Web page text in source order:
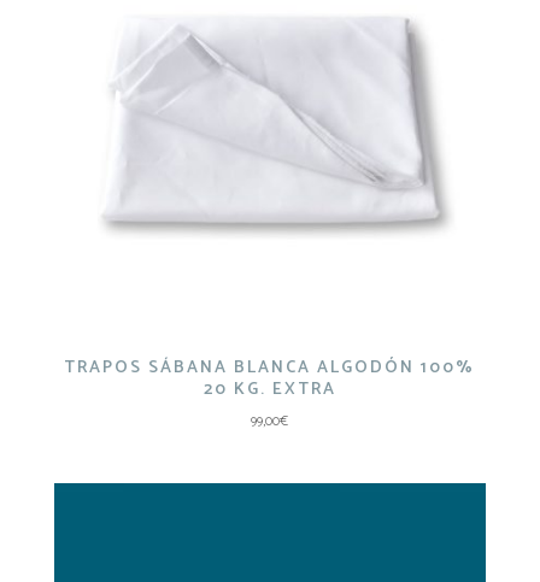
TRAPOS SÁBANA BLANCA ALGODÓN 100%
20 KG. EXTRA
99,00€